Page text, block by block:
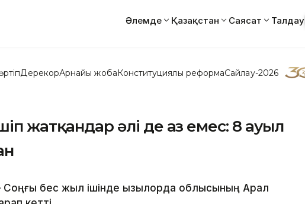
Әлемде Қазақстан Саясат Талдау
ДерекқорАрнайы жобаКонституциялық реформаСайлау-2026
жатқандар әлі де аз емес: 8 ауыл
бес жыл ішінде Қызылорда облысының Арал